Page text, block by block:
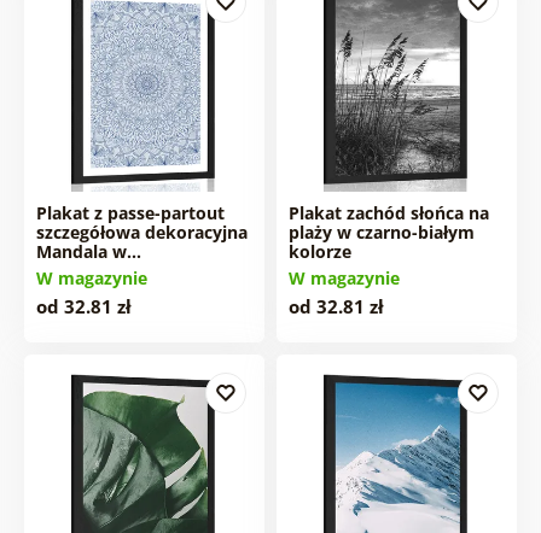
Plakat z passe-partout
szczegółowa dekoracyjna
Mandala w…
W magazynie
od 32.81 zł
Plakat zachód słońca na
plaży w czarno-białym
kolorze
W magazynie
od 32.81 zł